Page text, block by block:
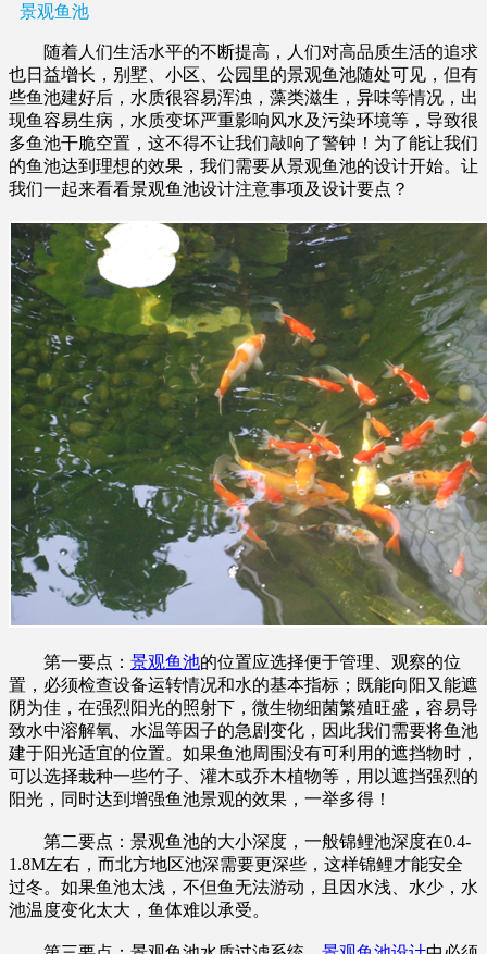
景观鱼池
随着人们生活水平的不断提高，人们对高品质生活的追求
也日益增长，别墅、小区、公园里的景观鱼池随处可见，但有
些鱼池建好后，水质很容易浑浊，藻类滋生，异味等情况，出
现鱼容易生病，水质变坏严重影响风水及污染环境等，导致很
多鱼池干脆空置，这不得不让我们敲响了警钟！为了能让我们
的鱼池达到理想的效果，我们需要从景观鱼池的设计开始。让
我们一起来看看景观鱼池设计注意事项及设计要点？
第一要点： 景观鱼池的位置应选择便于管理、观察的位
置，必须检查设备运转情况和水的基本指标；既能向阳又能遮
阴为佳，在强烈阳光的照射下，微生物细菌繁殖旺盛，容易导
致水中溶解氧、水温等因子的急剧变化，因此我们需要将鱼池
建于阳光适宜的位置。如果鱼池周围没有可利用的遮挡物时，
可以选择栽种一些竹子、灌木或乔木植物等，用以遮挡强烈的
阳光，同时达到增强鱼池景观的效果，一举多得！
第二要点：景观鱼池的大小深度，一般锦鲤池深度在0.4-
1.8M左右，而北方地区池深需要更深些，这样锦鲤才能安全
过冬。如果鱼池太浅，不但鱼无法游动，且因水浅、水少，水
池温度变化太大，鱼体难以承受。